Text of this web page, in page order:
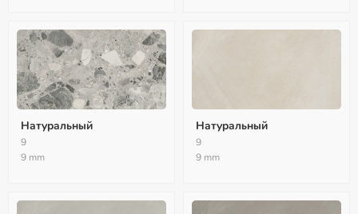
Натуральный
9
9 mm
Натуральный
9
9 mm